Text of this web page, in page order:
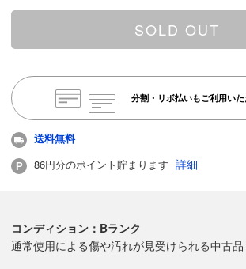
SOLD OUT
分割・リボ払いもご利用いた
送料無料
86円分のポイント貯まります 詳細
コンディション：Bランク
通常使用による傷や汚れが見受けられる中古品